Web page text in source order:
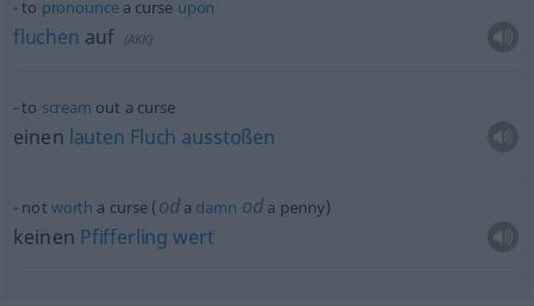
to pronouncea curse upon
fluchen auf (AKK)
to scream out a curse
einen lauten Fluch ausstoßen
not worth a curse (oda damn od a penny)
keinen Pfifferling wert